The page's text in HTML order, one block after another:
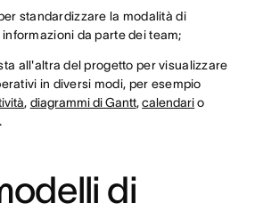
standardizzare la modalità di
da parte dei team;
all'altra del progetto per visualizzare
in diversi modi, per esempio
, diagrammi di Gantt,calendario
.
di